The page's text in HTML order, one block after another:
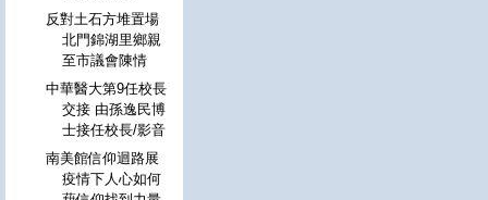
反對土石方堆置場
北門錦湖里鄉親
至市議會陳情
中華醫大第9任校長
交接 由孫逸民博
士接任校長/影音
南美館信仰迴路展
疫情下人心如何